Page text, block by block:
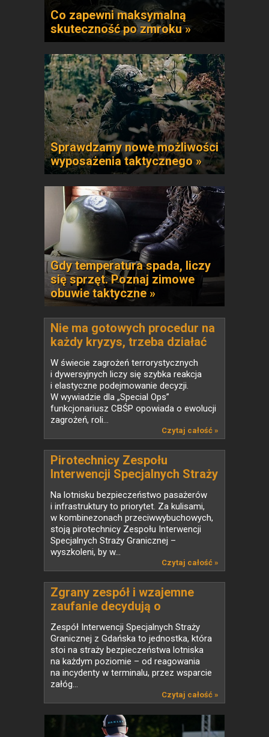
Co zapewni maksymalną
skuteczność po zmroku »
Sprawdzamy nowe możliwości
wyposażenia taktycznego »
Gdy temperatura spada, liczy
się sprzęt. Poznaj zimowe
obuwie taktyczne »
Nie ma gotowych procedur na
każdy kryzys, trzeba działać
elastycznie
W świecie zagrożeń terrorystycznych
i dywersyjnych liczy się szybka reakcja
i elastyczne podejmowanie decyzji.
W wywiadzie dla „Special Ops”
funkcjonariusz CBŚP opowiada o ewolucji
zagrożeń, roli...
Czytaj całość »
Pirotechnicy Zespołu
Interwencji Specjalnych Straży
Granicznej - wywiad
Na lotnisku bezpieczeństwo pasażerów
i infrastruktury to priorytet. Za kulisami,
w kombinezonach przeciwwybuchowych,
stoją pirotechnicy Zespołu Interwencji
Specjalnych Straży Granicznej –
wyszkoleni, by w...
Czytaj całość »
Zgrany zespół i wzajemne
zaufanie decydują o
skuteczności działań
Zespół Interwencji Specjalnych Straży
Granicznej z Gdańska to jednostka, która
stoi na straży bezpieczeństwa lotniska
na każdym poziomie – od reagowania
na incydenty w terminalu, przez wsparcie
załóg...
Czytaj całość »